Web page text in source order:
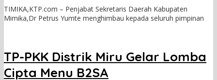
TIMIKA,KTP.com – Penjabat Sekretaris Daerah Kabupaten
Mimika,Dr Petrus Yumte menghimbau kepada seluruh pimpinan
TP-PKK Distrik Miru Gelar Lomba
Cipta Menu B2SA